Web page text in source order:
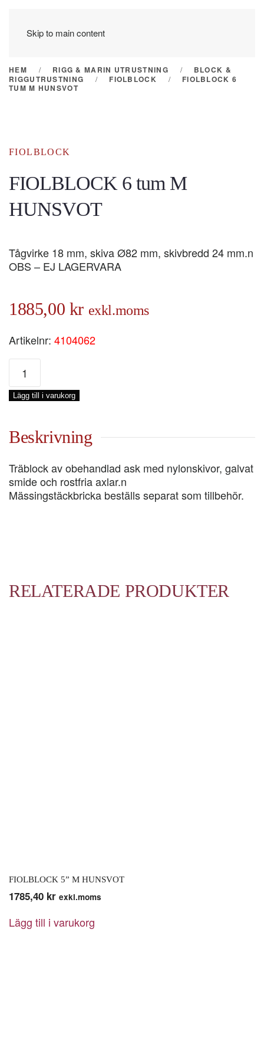
Skip to main content
HEM RIGG & MARIN UTRUSTNING
BLOCK &
RIGGUTRUSTNING
FIOLBLOCK
FIOLBLOCK 6
TUM M HUNSVOT
FIOLBLOCK
FIOLBLOCK 6 tum M
HUNSVOT
Tågvirke 18 mm, skiva Ø82 mm, skivbredd 24 mm.n
OBS – EJ LAGERVARA
1885,00 kr exkl.moms
Artikelnr: 4104062
FIOLBLOCK
tum
M
mängd
Lägg till i varukorg
Beskrivning
Träblock av obehandlad ask med nylonskivor, galvat
smide och rostfria axlar.n
Mässingstäckbricka beställs separat som tillbehör.
RELATERADE PRODUKTER
FIOLBLOCK 5” M HUNSVOT
1785,40 kr exkl.moms
Lägg till i varukorg